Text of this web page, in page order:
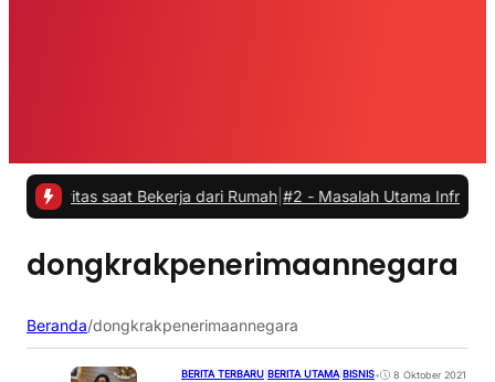
saat Bekerja dari Rumah |#2 -Masalah Utama Infrastruktur
dongkrakpenerimaannegara
Beranda/dongkrakpenerimaannegara
BERITA TERBARU BERITA UTAMA BISNIS• 8 Oktober 2021